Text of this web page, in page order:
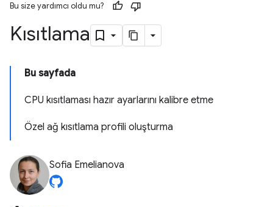
Bu size yardımcı oldu mu?
Kısıtlama
Bu sayfada
CPU kısıtlaması hazır ayarlarını kalibre etme
Özel ağ kısıtlama profili oluşturma
Sofia Emelianova